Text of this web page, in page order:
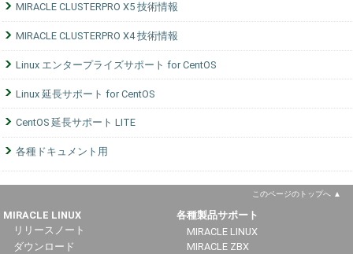
MIRACLE CLUSTERPRO X5 技術情報
MIRACLE CLUSTERPRO X4 技術情報
Linux エンタープライズサポート for CentOS
Linux 延長サポート for CentOS
CentOS 延長サポート LITE
各種ドキュメント用
このページのトップへ
MIRACLE LINUX
リリースノート
ダウンロード
各種製品サポート
MIRACLE LINUX
MIRACLE ZBX